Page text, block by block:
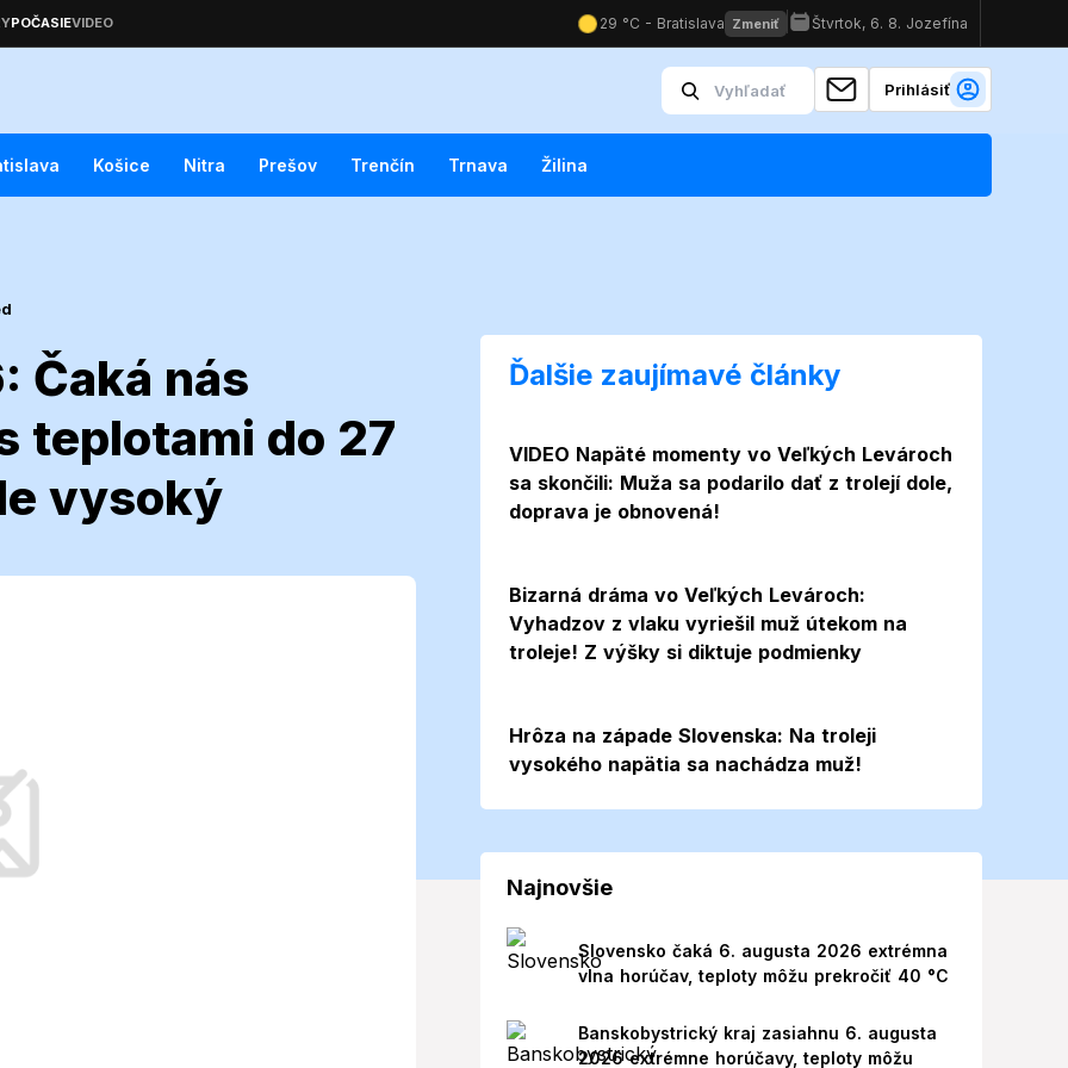
Prihlásiť
Košice Nitra Prešov Trenčín Trnava Žilina
Čaká nás
teplotami do 27
vysokýČaká
deň s
letné počasie, avšak niektoré
pozornosť.
Ďalšie zaujímavé články
Video
VIDEO Napäté momenty vo Veľkých Levároch
sa skončili: Muža sa podarilo dať z trolejí dole,
doprava je obnovená!
Bizarná dráma vo Veľkých Levároch:
Vyhadzov z vlaku vyriešil muž útekom na
troleje! Z výšky si diktuje podmienky
Hrôza na západe Slovenska: Na troleji
vysokého napätia sa nachádza muž!
Najnovšie
Slovensko čaká 6. augusta 2026 extrémna
vlna horúčav, teploty môžu prekročiť 40 °C
Banskobystrický kraj zasiahnu 6. augusta
2026 extrémne horúčavy, teploty môžu